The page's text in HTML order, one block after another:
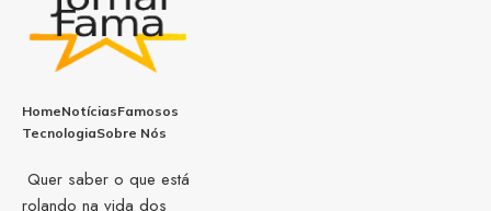
HomeNotíciasFamosos
TecnologiaSobre Nós
Quer saber o que está
rolando na vida dos